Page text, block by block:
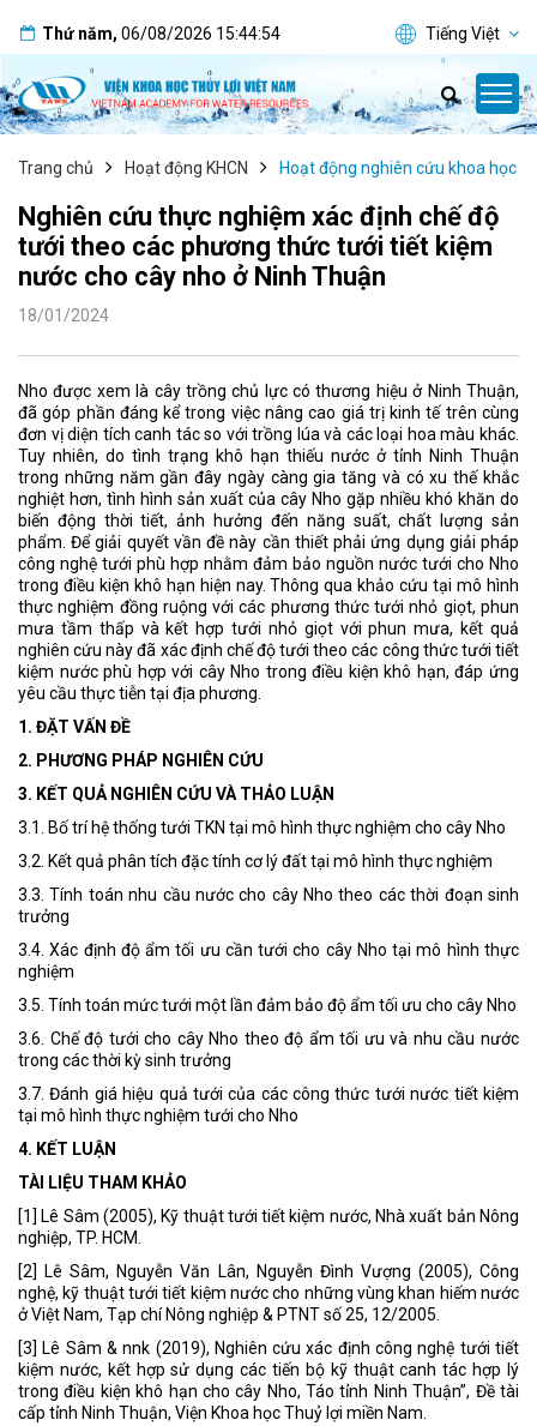
Thứ năm, 06/08/2026 15:44:55 Tiếng Việt
Trang chủ Hoạt động KHCN Hoạt động nghiên cứu khoa học
Nghiên cứu thực nghiệm xác định chế độ
tưới theo các phương thức tưới tiết kiệm
nước cho cây nho ở Ninh Thuận
18/01/2024
Nho được xem là cây trồng chủ lực có thương hiệu ở Ninh Thuận,
đã góp phần đáng kể trong việc nâng cao giá trị kinh tế trên cùng
đơn vị diện tích canh tác so với trồng lúa và các loại hoa màu khác.
Tuy nhiên, do tình trạng khô hạn thiếu nước ở tỉnh Ninh Thuận
trong những năm gần đây ngày càng gia tăng và có xu thế khắc
nghiệt hơn, tình hình sản xuất của cây Nho gặp nhiều khó khăn do
biến động thời tiết, ảnh hưởng đến năng suất, chất lượng sản
phẩm. Để giải quyết vần đề này cần thiết phải ứng dụng giải pháp
công nghệ tưới phù hợp nhằm đảm bảo nguồn nước tưới cho Nho
trong điều kiện khô hạn hiện nay. Thông qua khảo cứu tại mô hình
thực nghiệm đồng ruộng với các phương thức tưới nhỏ giọt, phun
mưa tầm thấp và kết hợp tưới nhỏ giọt với phun mưa, kết quả
nghiên cứu này đã xác định chế độ tưới theo các công thức tưới tiết
kiệm nước phù hợp với cây Nho trong điều kiện khô hạn, đáp ứng
yêu cầu thực tiễn tại địa phương.
1. ĐẶT VẤN ĐỀ
2. PHƯƠNG PHÁP NGHIÊN CỨU
3. KẾT QUẢ NGHIÊN CỨU VÀ THẢO LUẬN
3.1. Bố trí hệ thống tưới TKN tại mô hình thực nghiệm cho cây Nho
3.2. Kết quả phân tích đặc tính cơ lý đất tại mô hình thực nghiệm
3.3. Tính toán nhu cầu nước cho cây Nho theo các thời đoạn sinh
trưởng
3.4. Xác định độ ẩm tối ưu cần tưới cho cây Nho tại mô hình thực
nghiệm
3.5. Tính toán mức tưới một lần đảm bảo độ ẩm tối ưu cho cây Nho
3.6. Chế độ tưới cho cây Nho theo độ ẩm tối ưu và nhu cầu nước
trong các thời kỳ sinh trưởng
3.7. Đánh giá hiệu quả tưới của các công thức tưới nước tiết kiệm
tại mô hình thực nghiệm tưới cho Nho
4. KẾT LUẬN
TÀI LIỆU THAM KHẢO
[1] Lê Sâm (2005), Kỹ thuật tưới tiết kiệm nước, Nhà xuất bản Nông
nghiệp, TP. HCM.
[2] Lê Sâm, Nguyễn Văn Lân, Nguyễn Đình Vượng (2005), Công
nghệ, kỹ thuật tưới tiết kiệm nước cho những vùng khan hiếm nước
ở Việt Nam, Tạp chí Nông nghiệp & PTNT số 25, 12/2005.
[3] Lê Sâm & nnk (2019), Nghiên cứu xác định công nghệ tưới tiết
kiệm nước, kết hợp sử dụng các tiến bộ kỹ thuật canh tác hợp lý
trong điều kiện khô hạn cho cây Nho, Táo tỉnh Ninh Thuận”, Đề tài
cấp tỉnh Ninh Thuận, Viện Khoa học Thuỷ lợi miền Nam.